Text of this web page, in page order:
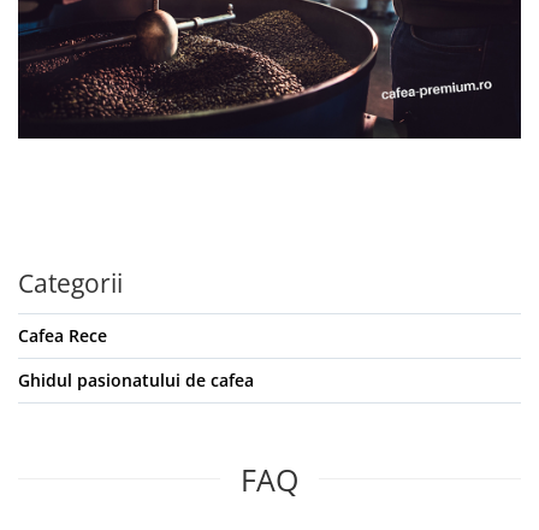
Categorii
Cafea Rece
Ghidul pasionatului de cafea
FAQ